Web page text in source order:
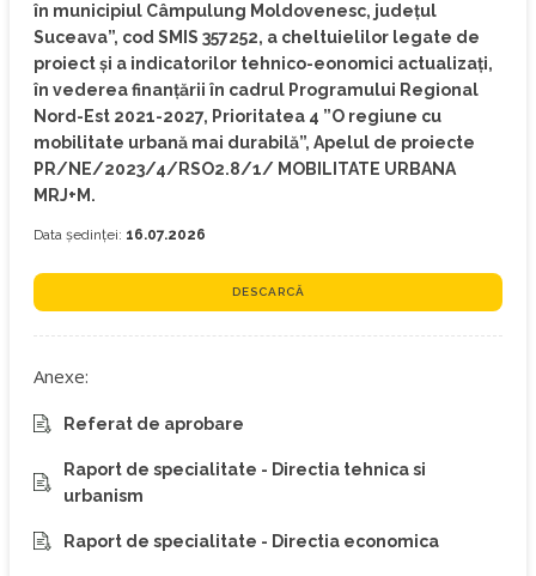
în municipiul Câmpulung Moldovenesc, județul
Suceava”, cod SMIS 357252, a cheltuielilor legate de
proiect și a indicatorilor tehnico-eonomici actualizați,
în vederea finanțării în cadrul Programului Regional
Nord-Est 2021-2027, Prioritatea 4 ”O regiune cu
mobilitate urbană mai durabilă”, Apelul de proiecte
PR/NE/2023/4/RSO2.8/1/ MOBILITATE URBANA
MRJ+M.
Data ședinței: 16.07.2026
DESCARCĂ
Anexe:
Referat de aprobare
Raport de specialitate - Directia tehnica si
urbanism
Raport de specialitate - Directia economica